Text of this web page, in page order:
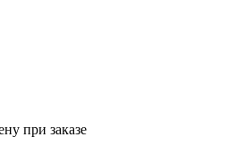
при заказе